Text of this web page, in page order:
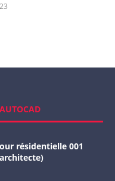
résidentielle 001